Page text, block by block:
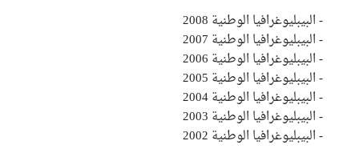
- البيبليوغرافيا الوطنية 2008
- البيبليوغرافيا الوطنية 2007
- البيبليوغرافيا الوطنية 2006
- البيبليوغرافيا الوطنية 2005
- البيبليوغرافيا الوطنية 2004
- البيبليوغرافيا الوطنية 2003
- البيبليوغرافيا الوطنية 2002